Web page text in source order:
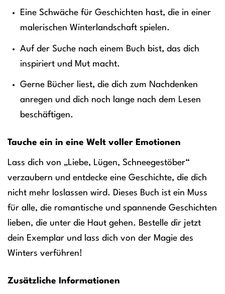
Eine Schwäche für Geschichten hast, die in einer
malerischen Winterlandschaft spielen.
Auf der Suche nach einem Buch bist, das dich
inspiriert und Mut macht.
Gerne Bücher liest, die dich zum Nachdenken
anregen und dich noch lange nach dem Lesen
beschäftigen.
Tauche ein in eine Welt voller Emotionen
Lass dich von „Liebe, Lügen, Schneegestöber“
verzaubern und entdecke eine Geschichte, die dich
nicht mehr loslassen wird. Dieses Buch ist ein Muss
für alle, die romantische und spannende Geschichten
lieben, die unter die Haut gehen. Bestelle dir jetzt
dein Exemplar und lass dich von der Magie des
Winters verführen!
Zusätzliche Informationen